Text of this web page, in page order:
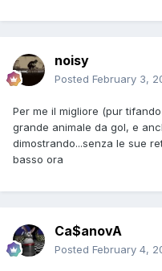
noisy
Posted February 3,
Per me il migliore (pur
grande animale da gol, e
dimostrando...senza le sue
basso ora
Ca$anovA
Posted February 4,